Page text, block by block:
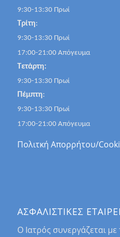
9:30-13:30 Πρωί
Τρίτη:
9:30-13:30 Πρωί
17:00-21:00 Απόγευμα
Τετάρτη:
9:30-13:30 Πρωί
Πέμπτη:
9:30-13:30 Πρωί
17:00-21:00 Απόγευμα
Πολιτκή Απορρήτου/
ΑΣΦΑΛΙΣΤΙΚΕΣ
Ο Ιατρός συνεργάζεται